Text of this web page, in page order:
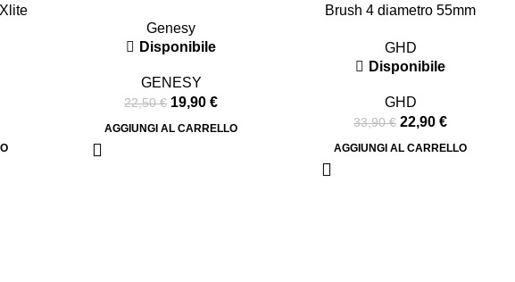
Genesy
Disponibile
GENESY
22,50€ 19,90€
AGGIUNGI AL CARRELLO
Brush 4 diametro 55mm
GHD
Disponibile
GHD
33,90€ 22,90€
AGGIUNGI AL CARRELLO